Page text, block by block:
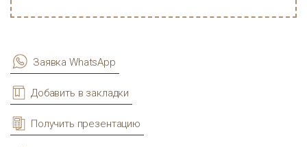
Заявка WhatsApp
Добавить в закладки
Получить презентацию